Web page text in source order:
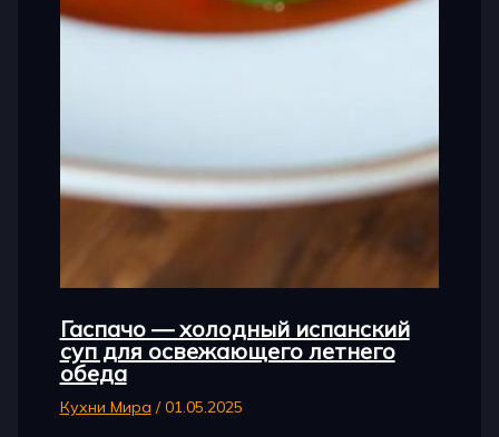
Гаспачо — холодный испанский
суп для освежающего летнего
обеда
Кухни Мира /01.05.2025